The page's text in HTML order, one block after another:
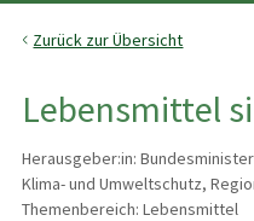
Zurück zur Übersicht
Lebensmittel
Herausgeber:in:
Klima- und Umweltschutz,
Themenbereich: Lebensmittel